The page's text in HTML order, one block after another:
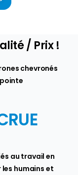
/ Prix !
chevronés
au travail en
humains et